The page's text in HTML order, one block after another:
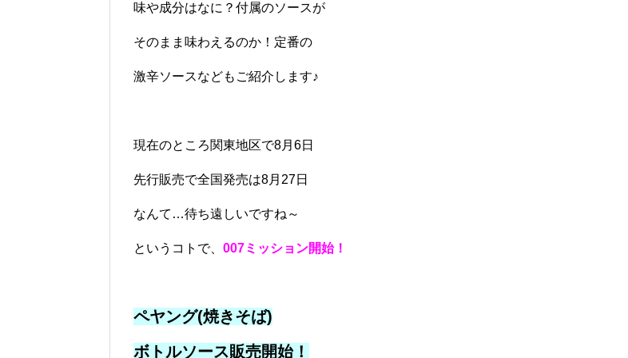
味や成分はなに？付属のソースが
そのまま味わえるのか！定番の
激辛ソースなどもご紹介します♪
現在のところ関東地区で8月6日
先行販売で全国発売は8月27日
なんて…待ち遠しいですね～
というコトで、 007ミッション開始！
ペヤング(焼きそば)
ボトルソース販売開始！